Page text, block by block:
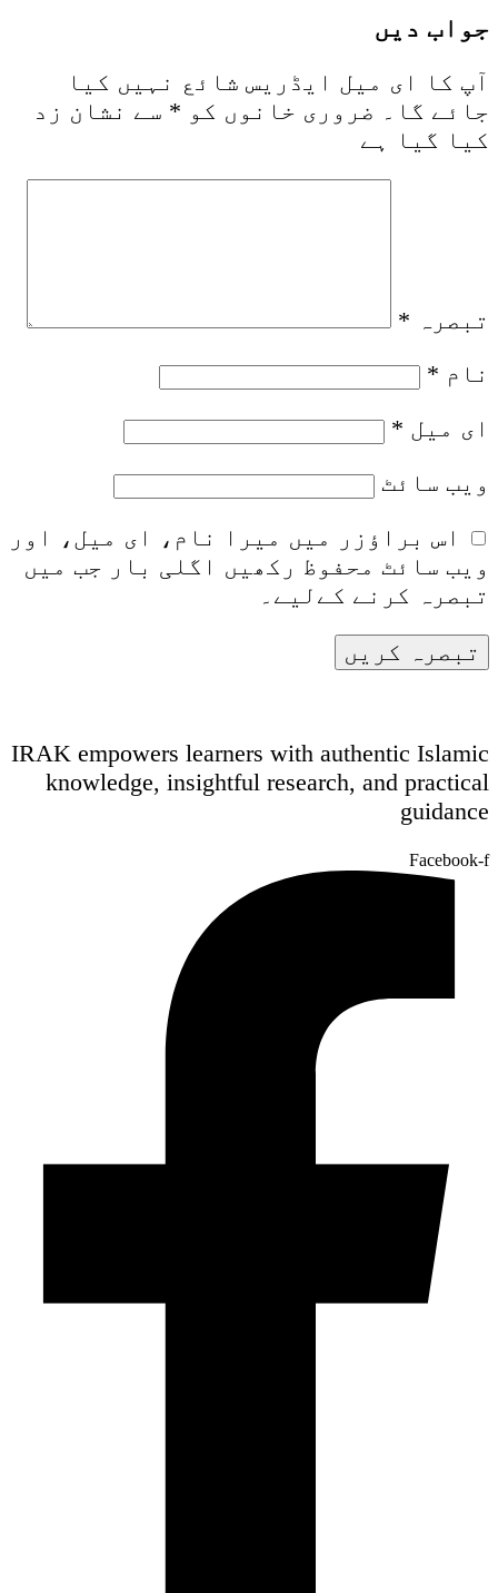
جواب دیں
آپ کا ای میل ایڈریس شائع نہیں کیا
جائے گا۔
ضروری خانوں کو * سے نشان زد
کیا گیا ہے
تبصرہ *
نام *
ای میل *
ویب‌ سائٹ
اس براؤزر میں میرا نام، ای میل، اور
ویب سائٹ محفوظ رکھیں اگلی بار جب میں
تبصرہ کرنے کےلیے۔
IRAK empowers learners with authentic Islamic
knowledge, insightful research, and practical
guidance
Facebook-f